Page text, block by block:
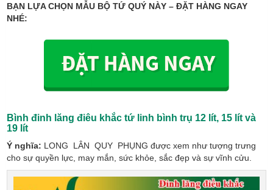
BẠN LỰA CHỌN MẪU BỘ TỨ QUÝ NÀY – ĐẶT HÀNG NGAY
NHÉ:
Bình đinh lăng điêu khắc tứ linh bình trụ 12 lít, 15 lít và
19 lít
Ý nghĩa: LONG LÂN QUY PHỤNG được xem như tượng trưng
cho sự quyền lực, may mắn, sức khỏe, sắc đẹp và sự vĩnh cửu.